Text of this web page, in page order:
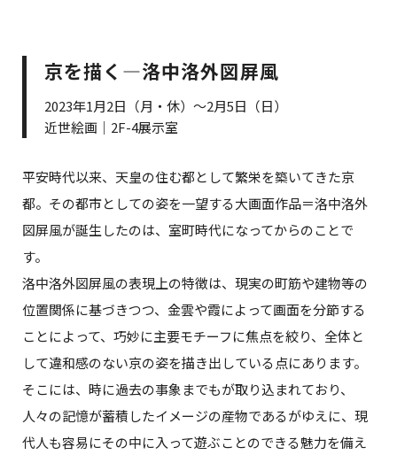
京を描く―洛中洛外図屏風
2023年1月2日（月・休）～2月5日（日）
近世絵画｜2F-4展示室
平安時代以来、天皇の住む都として繁栄を築いてきた京
都。その都市としての姿を一望する大画面作品＝洛中洛外
図屏風が誕生したのは、室町時代になってからのことで
す。
洛中洛外図屏風の表現上の特徴は、現実の町筋や建物等の
位置関係に基づきつつ、金雲や霞によって画面を分節する
ことによって、巧妙に主要モチーフに焦点を絞り、全体と
して違和感のない京の姿を描き出している点にあります。
そこには、時に過去の事象までもが取り込まれており、
人々の記憶が蓄積したイメージの産物であるがゆえに、現
代人も容易にその中に入って遊ぶことのできる魅力を備え